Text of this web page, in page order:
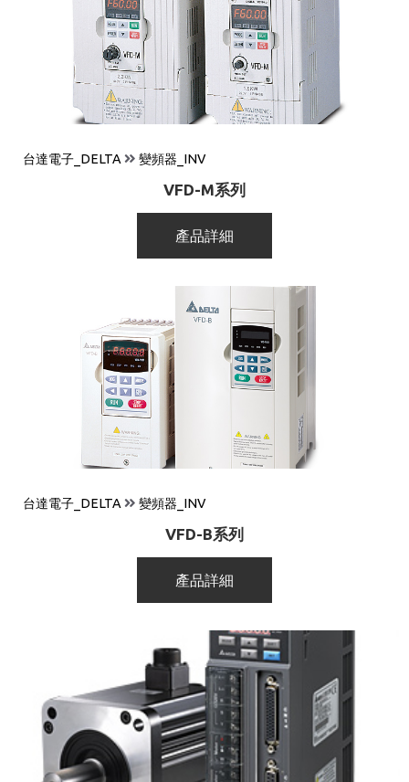
台達電子_DELTA 變頻器_INV
VFD-M系列
產品詳細
台達電子_DELTA 變頻器_INV
VFD-B系列
產品詳細